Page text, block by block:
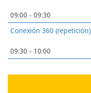
09:00 - 09:30
Conexión 360 (repetición)
09:30 - 10:00